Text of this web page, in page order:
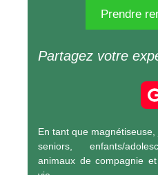
Prendre
Partagez votre
En tant que
seniors, enfants/
animaux de compagnie